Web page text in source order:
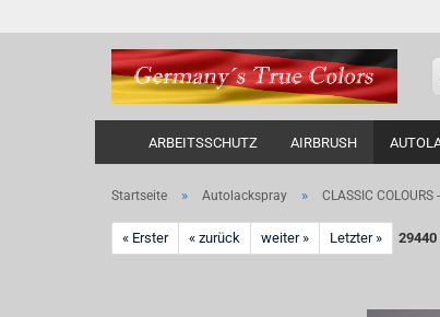
ARBEITSSCHUTZ AIRBRUSH
Startseite » Autolackspray » CLASSIC
« Erster « zurück weiter » Letzter » 29440